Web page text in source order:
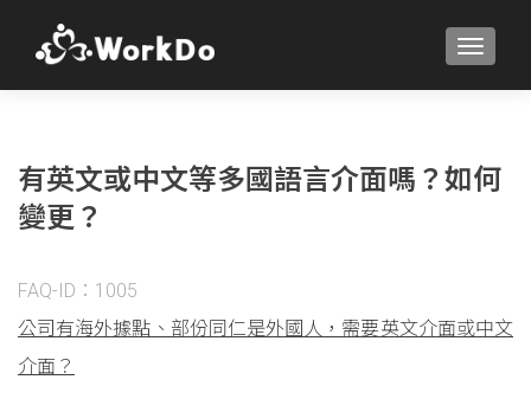
有英文或中文等多國語言介面嗎？如何
變更？
FAQ-ID：1005
公司有海外據點、部份同仁是外國人，需要英文介面或中文
介面？